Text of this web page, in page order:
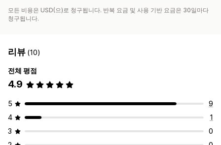
모든 비용은 USD(으)로 청구됩니다. 반복 요금 및 사용 기반 요금은 30일마다
청구됩니다.
리뷰 (10)
전체 평점
4.9
5
9
4
1
3
0